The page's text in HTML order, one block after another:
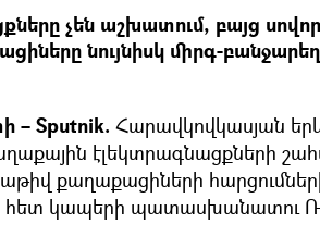
չեն աշխատում, բայց
նույնիսկ միրգ-
– Sputnik. Հարավկովկասյան
էլեկտրագնացքների
քաղաքացիների
հետ կապերի պատասխանատու